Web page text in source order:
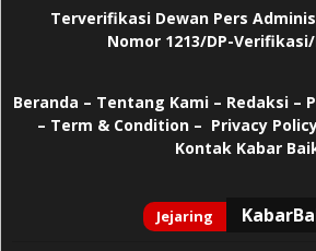
Terverifikasi Dewan Pers
Nomor 1213/DP-
Beranda – Tentang Kami – Redaksi –
– Term & Condition – Privacy
Kontak Kabar